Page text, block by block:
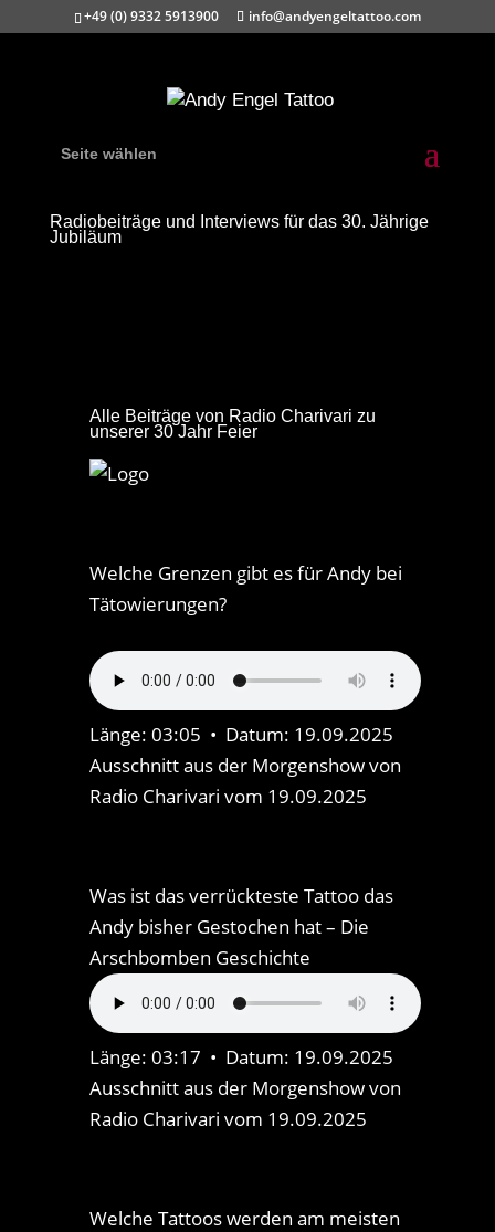
+49 (0) 9332 5913900 info@andyengeltattoo.com
Seite wählen
Radiobeiträge und Interviews für das 30. Jährige
Jubiläum
Alle Beiträge von Radio Charivari zu
unserer 30 Jahr Feier
Welche Grenzen gibt es für Andy bei
Tätowierungen?
Länge: 03:05 • Datum: 19.09.2025
Ausschnitt aus der Morgenshow von
Radio Charivari vom 19.09.2025
Was ist das verrückteste Tattoo das
Andy bisher Gestochen hat – Die
Arschbomben Geschichte
Länge: 03:17 • Datum: 19.09.2025
Ausschnitt aus der Morgenshow von
Radio Charivari vom 19.09.2025
Welche Tattoos werden am meisten